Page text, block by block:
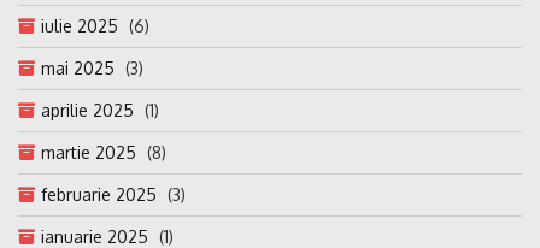
iulie 2025 (6)
mai 2025 (3)
aprilie 2025 (1)
martie 2025 (8)
februarie 2025 (3)
ianuarie 2025 (1)